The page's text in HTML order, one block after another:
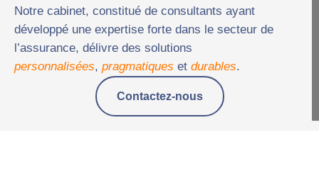
Notre cabinet, constitué de consultants ayant
développé une expertise forte dans le secteur de
l’assurance, délivre des solutions
personnalisées, pragmatiques et durables.
Contactez-nous